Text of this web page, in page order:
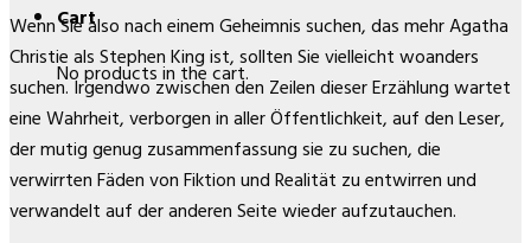
Cart
No products in the cart.
Wenn Sie also nach einem Geheimnis suchen, das mehr Agatha
Christie als Stephen King ist, sollten Sie vielleicht woanders
suchen. Irgendwo zwischen den Zeilen dieser Erzählung wartet
eine Wahrheit, verborgen in aller Öffentlichkeit, auf den Leser,
der mutig genug zusammenfassung sie zu suchen, die
verwirrten Fäden von Fiktion und Realität zu entwirren und
verwandelt auf der anderen Seite wieder aufzutauchen.